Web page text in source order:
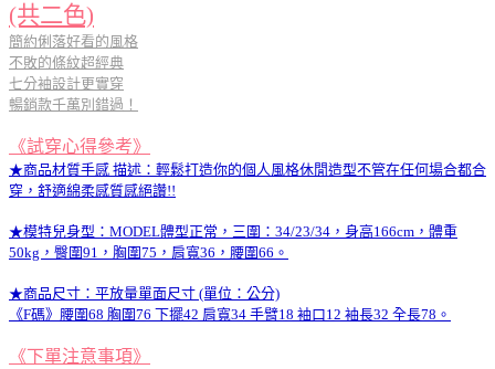
(共二色)
簡約俐落好看的風格
不敗的條紋超經典
七分袖設計更實穿
暢銷款千萬別錯過！
《試穿心得參考》
★商品材質手感 描述：輕鬆打造你的個人風格休閒造型不管在任何場合都合
穿，舒適綿柔感質感絕讚!!
★模特兒身型：MODEL體型正常，三圍：34/23/34，身高166cm，體重
50kg，臀圍91，胸圍75，肩寬36，腰圍66。
★商品尺寸：平放量單面尺寸 (單位：公分)
《F碼》腰圍68 胸圍76 下擺42 肩寬34 手臂18 袖口12 袖長32 全長78。
《下單注意事項》